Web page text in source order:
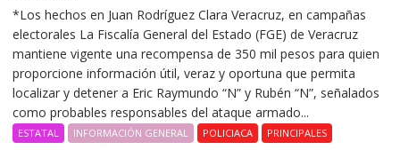
*Los hechos en Juan Rodríguez Clara Veracruz, en campañas
electorales La Fiscalía General del Estado (FGE) de Veracruz
mantiene vigente una recompensa de 350 mil pesos para quien
proporcione información útil, veraz y oportuna que permita
localizar y detener a Eric Raymundo “N” y Rubén “N”, señalados
como probables responsables del ataque armado...
ESTATAL INFORMACIÓN GENERAL POLICIACA PRINCIPALES